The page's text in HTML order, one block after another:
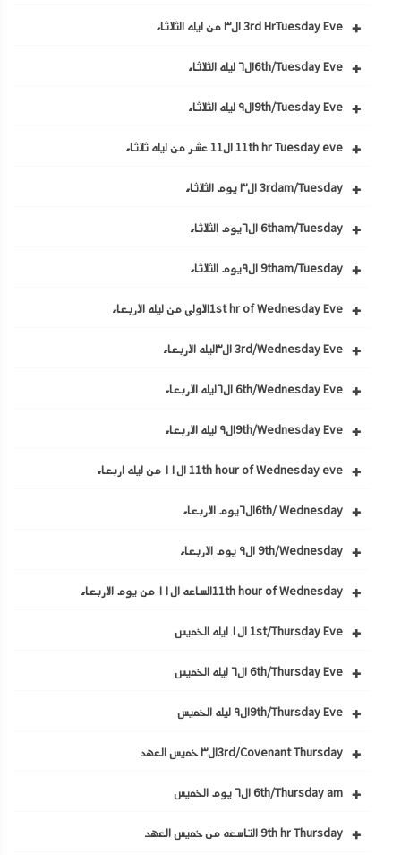
3rd HrTuesday Eve ال٣ من ليله الثلاثاء
6th/Tuesday Eveال٦ ليله الثلاثاء
9th/Tuesday Eveال٩ ليله الثلاثاء
11th hr Tuesday eve ال11 عشر من ليله ثلاثاء
3rdam/Tuesday ال٣ يوم الثلاثاء
6tham/Tuesday ال٦يوم الثلاثاء
9tham/Tuesday ال٩يوم الثلاثاء
1st hr of Wednesday Eveالاولي من ليله الاربعاء
3rd/Wednesday Eve ال٣ليله الاربعاء
6th/Wednesday Eve ال٦ليله الاربعاء
9th/Wednesday Eveال٩ ليله الاربعاء
11th hour of Wednesday eve ال١١ من ليله اربعاء
6th/ Wednesdayال٦يوم الاربعاء
9th/Wednesday ال٩ يوم الاربعاء
11th hour of Wednesdayالساعه ال١١ من يوم الاربعاء
1st/Thursday Eve ال١ ليله الخميس
6th/Thursday Eve ال٦ ليله الخميس
9th/Thursday Eveال٩ ليله الخميس
3rd/Covenant Thursdayال٣ خميس العهد
6th/Thursday am ال٦ يوم الخميس
9th hr Thursday التاسعه من خميس العهد